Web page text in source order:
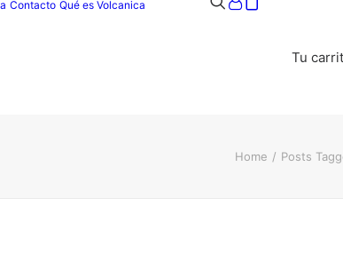
Contacto Qué es Volcanica
Tu
Home Posts